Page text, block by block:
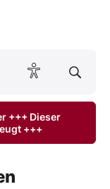
lesen
+++ Dieser
+++